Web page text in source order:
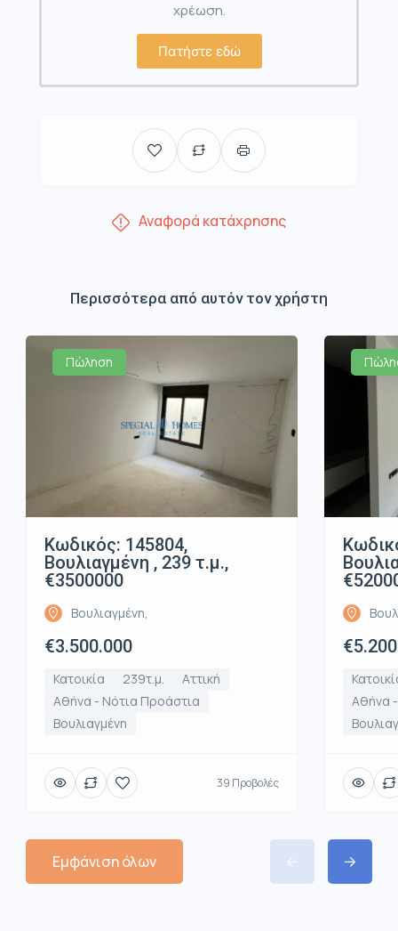
χρέωση.
Πατήστε εδώ
Αναφορά κατάχρησης
Περισσότερα από αυτόν τον χρήστη
Πώληση
Κωδικός: 145804,
Βουλιαγμένη , 239 τ.μ.,
€3500000
Βουλιαγμένη,
€3.500.000
Κατοικία 239τ.μ.
Αττική
Αθήνα - Νότια Προάστια
Βουλιαγμένη
39 Προβολές
Αθήνα
Εμφάνιση όλων